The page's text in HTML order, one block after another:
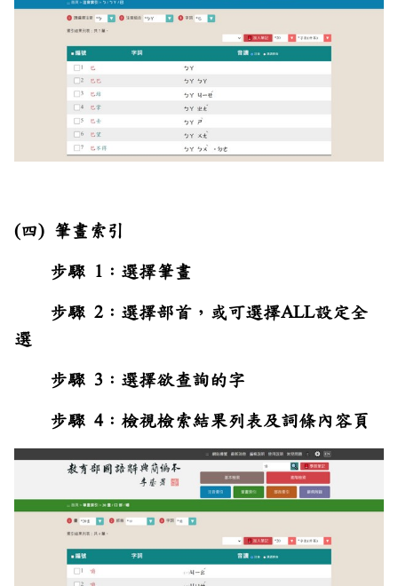
(四) 筆畫索引
步驟 1：選擇筆畫
步驟 2：選擇部首，或可選擇ALL設定全
選
步驟 3：選擇欲查詢的字
步驟 4：檢視檢索結果列表及詞條內容頁